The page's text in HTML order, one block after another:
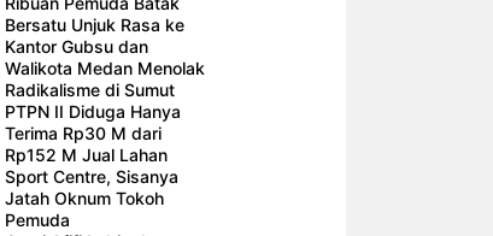
Bersatu Unjuk Rasa ke
Kantor Gubsu dan
Walikota Medan Menolak
Radikalisme di Sumut
PTPN II Diduga Hanya
Terima Rp30 M dari
Rp152 M Jual Lahan
Sport Centre, Sisanya
Jatah Oknum Tokoh
Pemuda